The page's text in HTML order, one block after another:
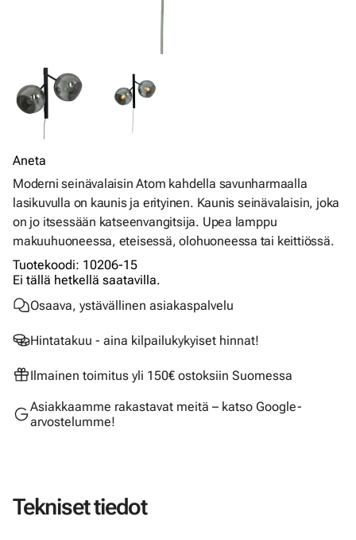
Aneta
Moderni seinävalaisin Atom kahdella savunharmaalla
lasikuvulla on kaunis ja erityinen. Kaunis seinävalaisin, joka
on jo itsessään katseenvangitsija. Upea lamppu
makuuhuoneessa, eteisessä, olohuoneessa tai keittiössä.
Tuotekoodi: 10206-15
Ei tällä hetkellä saatavilla.
Osaava, ystävällinen asiakaspalvelu
Hintatakuu - aina kilpailukykyiset hinnat!
Ilmainen toimitus yli 150€ ostoksiin Suomessa
Asiakkaamme rakastavat meitä – katso Google-
arvostelumme!
Tekniset tiedot